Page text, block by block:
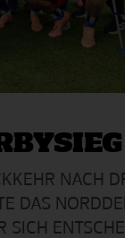
NACH
DAS
SICH